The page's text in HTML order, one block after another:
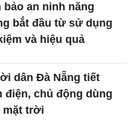
bảo an ninh năng
bắt đầu từ sử dụng
và hiệu quả
dân Đà Nẵng tiết
điện, chủ động dùng
mặt trời